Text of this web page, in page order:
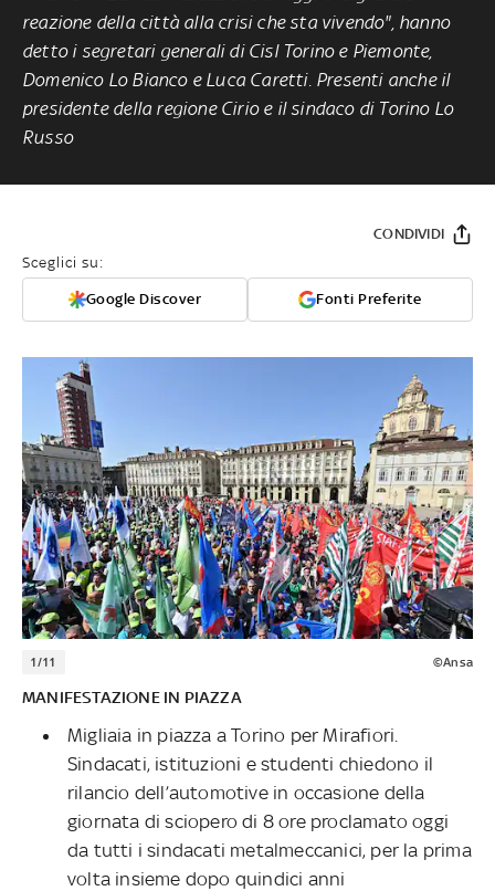
reazione della città alla crisi che sta vivendo", hanno
detto i segretari generali di Cisl Torino e Piemonte,
Domenico Lo Bianco e Luca Caretti. Presenti anche il
presidente della regione Cirio e il sindaco di Torino Lo
Russo
Sceglici su:
Google Discover Fonti Preferite
CONDIVIDI
1/11 ©Ansa
MANIFESTAZIONE IN PIAZZA
Migliaia in piazza a Torino per Mirafiori.
Sindacati, istituzioni e studenti chiedono il
rilancio dell’automotive in occasione della
giornata di sciopero di 8 ore proclamato oggi
da tutti i sindacati metalmeccanici, per la prima
volta insieme dopo quindici anni